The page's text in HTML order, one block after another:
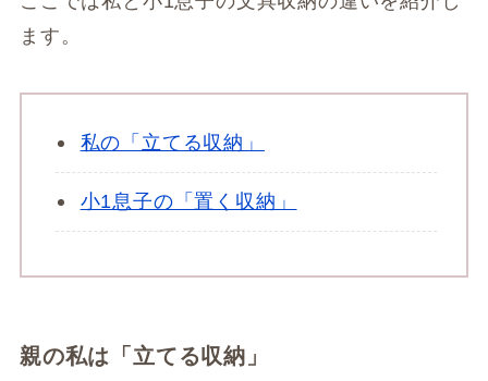
ます。
私の「立てる収納」
小1息子の「置く収納」
親の私は「立てる収納」